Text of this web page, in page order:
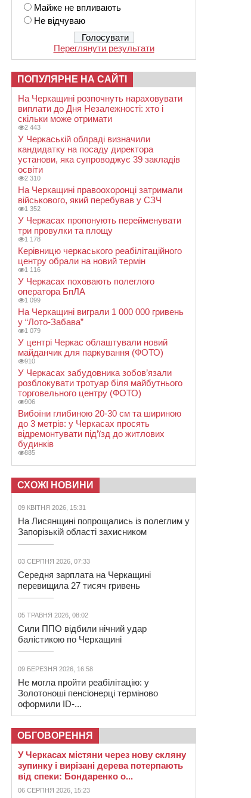
Майже не впливають
Не відчуваю
Переглянути результати
ПОПУЛЯРНЕ НА САЙТІ
На Черкащині розпочнуть нараховувати
виплати до Дня Незалежності: хто і
скільки може отримати
2 443
У Черкаській облраді визначили
кандидатку на посаду директора
установи, яка супроводжує 39 закладів
освіти
2 310
На Черкащині правоохоронці затримали
військового, який перебував у СЗЧ
1 352
У Черкасах пропонують перейменувати
три провулки та площу
1 178
Керівницю черкаського реабілітаційного
центру обрали на новий термін
1 116
У Черкасах поховають полеглого
оператора БпЛА
1 099
На Черкащині виграли 1 000 000 гривень
у “Лото-Забава”
1 079
У центрі Черкас облаштували новий
майданчик для паркування (ФОТО)
910
У Черкасах забудовника зобов’язали
розблокувати тротуар біля майбутнього
торговельного центру (ФОТО)
906
Вибоїни глибиною 20-30 см та шириною
до 3 метрів: у Черкасах просять
відремонтувати під’їзд до житлових
будинків
885
СХОЖІ НОВИНИ
09 КВІТНЯ 2026, 15:31
На Лисянщині попрощались із полеглим у
Запорізькій області захисником
03 СЕРПНЯ 2026, 07:33
Середня зарплата на Черкащині
перевищила 27 тисяч гривень
05 ТРАВНЯ 2026, 08:02
Сили ППО відбили нічний удар
балістикою по Черкащині
09 БЕРЕЗНЯ 2026, 16:58
Не могла пройти реабілітацію: у
Золотоноші пенсіонерці терміново
оформили ID-...
ОБГОВОРЕННЯ
У Черкасах містяни через нову скляну
зупинку і вирізані дерева потерпають
від спеки: Бондаренко о...
06 СЕРПНЯ 2026, 15:23